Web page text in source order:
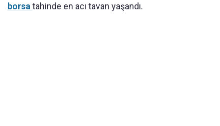
borsa tahinde en acı tavan yaşandı.